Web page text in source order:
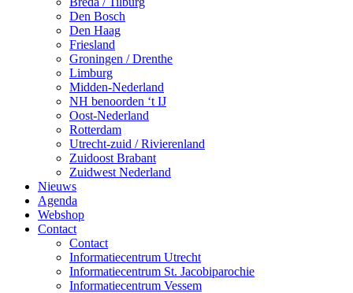
Den Bosch
Den Haag
Friesland
Groningen / Drenthe
Limburg
Midden-Nederland
NH benoorden ‘t IJ
Oost-Nederland
Rotterdam
Utrecht-zuid / Rivierenland
Zuidoost Brabant
Zuidwest Nederland
Nieuws
Agenda
Webshop
Contact
Contact
Informatiecentrum Utrecht
Informatiecentrum St. Jacobiparochie
Informatiecentrum Vessem